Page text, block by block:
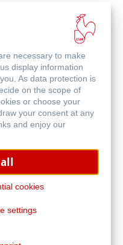
necessary to make
display information
As data protection is
on the scope of
or choose your
your consent at any
and enjoy our
cookies
settings